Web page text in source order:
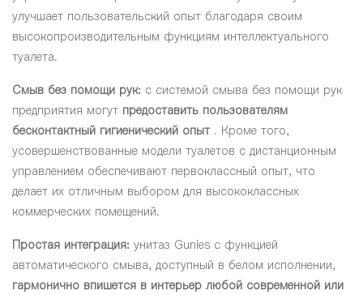
улучшает пользовательский опыт благодаря своим
высокопроизводительным функциям интеллектуального
туалета.
Смыв без помощи рук: с системой смыва без помощи рук
предприятия могут предоставить пользователям
бесконтактный гигиенический опыт. Кроме того,
усовершенствованные модели туалетов с дистанционным
управлением обеспечивают первоклассный опыт, что
делает их отличным выбором для высококлассных
коммерческих помещений.
Простая интеграция: унитаз Gunies с функцией
автоматического смыва, доступный в белом исполнении,
гармонично впишется в интерьер любой современной или